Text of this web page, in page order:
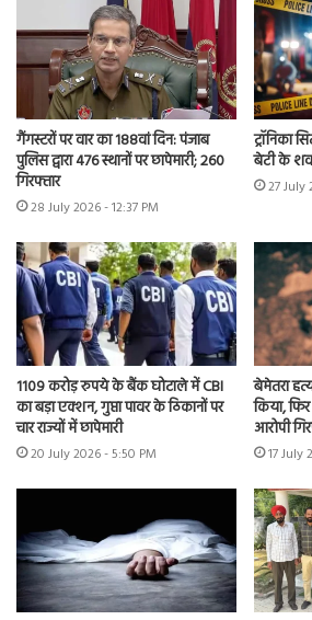
गैंगस्टरों पर वार का 188वां दिन: पंजाब
पुलिस द्वारा 476 स्थानों पर छापेमारी; 260
गिरफ्तार
28 July 2026 - 12:37 PM
ट्रॉनिका
बेटी के
27 July
1109 करोड़ रुपये के बैंक घोटाले में CBI
का बड़ा एक्शन, गुप्ता पावर के ठिकानों पर
चार राज्यों में छापेमारी
20 July 2026 - 5:50 PM
बेमेतरा
किया,
आरोपी
17 July